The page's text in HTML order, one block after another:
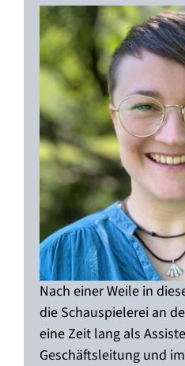
Nach einer Weile in
die Schauspielerei an
eine Zeit lang als
Geschäftsleitung und